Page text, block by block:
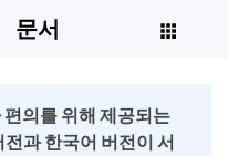
문서
의를 위해 제공되는
과 한국어 버전이 서